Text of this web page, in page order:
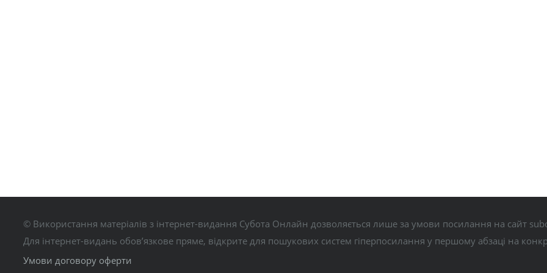
© Використання матеріалів з інтернет-видання Субота Онлайн дозволяється лише за умови посилання на сайт
Для інтернет-видань обов’язкове пряме, відкрите для пошукових систем гіперпосилання у першому абзаці на
Умови договору оферти